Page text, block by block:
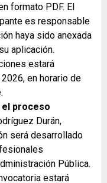
formato PDF. El
es responsable
haya sido anexada
aplicación.
estará
en horario de
el proceso
Durán,
será desarrollado
Pública.
estará